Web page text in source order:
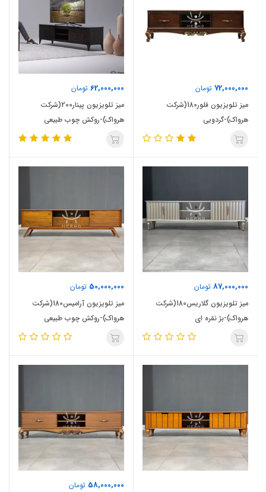
72,000,000 تومان
میز تلویزیون فلور180(شرکت
هرواک)-گردویی
62,000,000 تومان
میز تلویزیون پینار200(شرکت
هرواک)-روکش چوب طبیعی
87,000,000 تومان
میز تلویزیون گلاریس180(شرکت
هرواک)-بژ نقره ای
50,000,000 تومان
میز تلویزیون آرامیس180(شرکت
هرواک)-روکش چوب طبیعی
58,000,000 تومان